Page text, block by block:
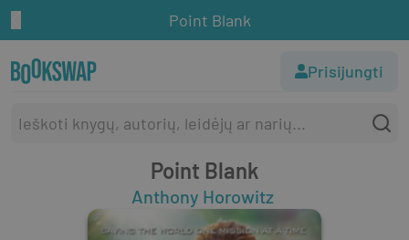
Point Blank
Prisijungti
Point Blank
Anthony Horowitz